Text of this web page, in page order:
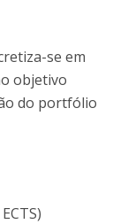
se em
objetivo
do portfólio